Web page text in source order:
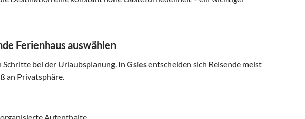
Ferienhaus auswählen
bei der Urlaubsplanung. In Gsiesentscheiden sich Reisende meist
an Privatsphäre.